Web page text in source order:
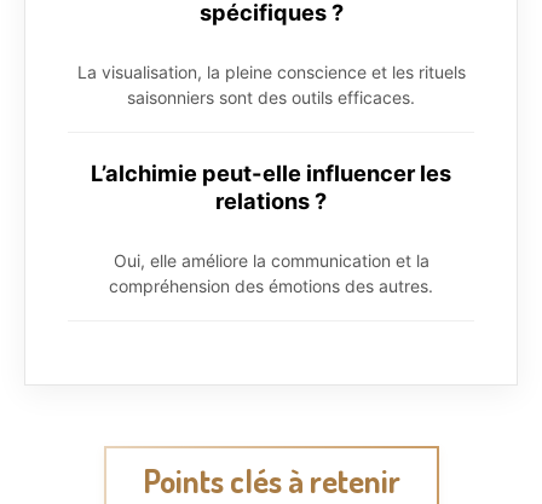
spécifiques ?
La visualisation, la pleine conscience et les rituels
saisonniers sont des outils efficaces.
L’alchimie peut-elle influencer les
relations ?
Oui, elle améliore la communication et la
compréhension des émotions des autres.
Points clés à retenir